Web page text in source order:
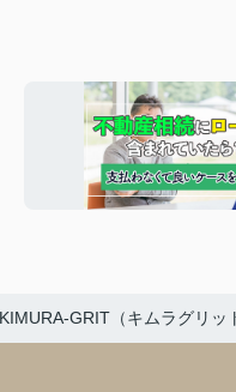
GRIT（キムラグリッ